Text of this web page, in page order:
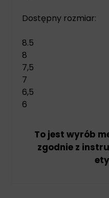
Dostępny rozmiar:
8.5
8
7,5
7
6,5
6
To jest wyrób
zgodnie z